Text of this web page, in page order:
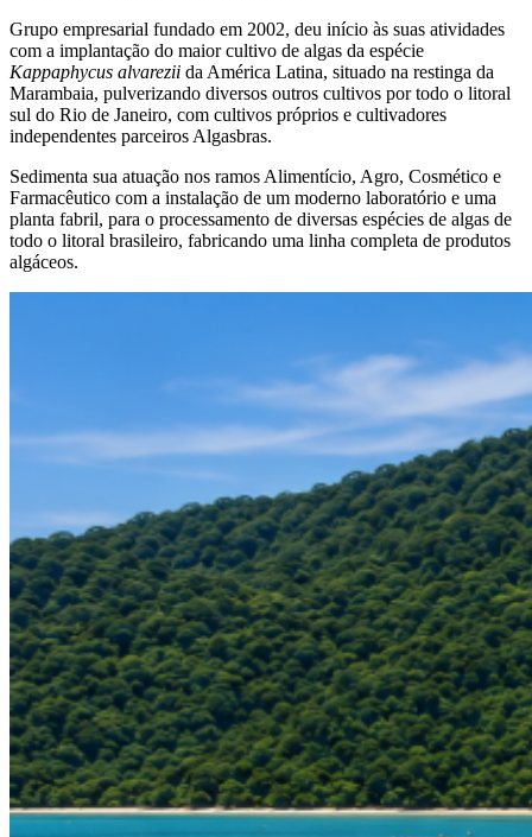
Grupo empresarial fundado em 2002, deu início às suas atividades
com a implantação do maior cultivo de algas da espécie
Kappaphycus alvarezii da América Latina, situado na restinga da
Marambaia, pulverizando diversos outros cultivos por todo o litoral
sul do Rio de Janeiro, com cultivos próprios e cultivadores
independentes parceiros Algasbras.
Sedimenta sua atuação nos ramos Alimentício, Agro, Cosmético e
Farmacêutico com a instalação de um moderno laboratório e uma
planta fabril, para o processamento de diversas espécies de algas de
todo o litoral brasileiro, fabricando uma linha completa de produtos
algáceos.